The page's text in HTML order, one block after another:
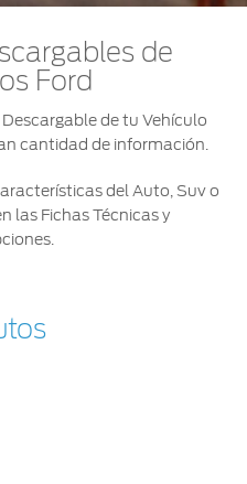
de
Ford
de tu Vehículo
cantidad de información.
del Auto, Suv o
las Fichas Técnicas y